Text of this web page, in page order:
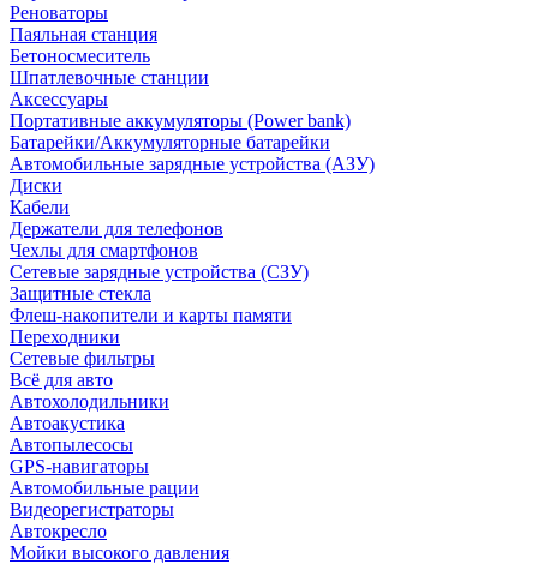
Реноваторы
Паяльная станция
Бетоносмеситель
Шпатлевочные станции
Аксессуары
Портативные аккумуляторы (Power bank)
Батарейки/Аккумуляторные батарейки
Автомобильные зарядные устройства (АЗУ)
Диски
Кабели
Держатели для телефонов
Чехлы для смартфонов
Сетевые зарядные устройства (СЗУ)
Защитные стекла
Флеш-накопители и карты памяти
Переходники
Сетевые фильтры
Всё для авто
Автохолодильники
Автоакустика
Автопылесосы
GPS-навигаторы
Автомобильные рации
Видеорегистраторы
Автокресло
Мойки высокого давления